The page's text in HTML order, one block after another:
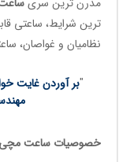
ترین شرایط، ساعتی
نظامیان و غواصان،
"بر آوردن غایت
خصوصیات ساعت مچی